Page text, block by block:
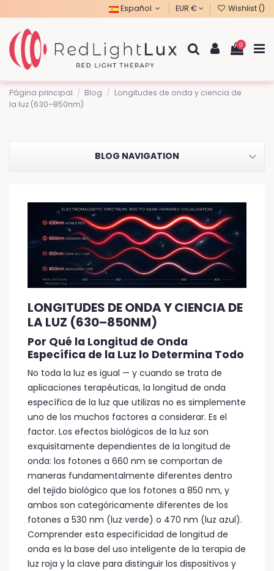
Español EUR € Wishlist ()
0
Página principal Blog
Longitudes de onda y ciencia de
la luz (630–850nm)
BLOG NAVIGATION
LONGITUDES DE ONDA Y CIENCIA DE
LA LUZ (630–850NM)
Por Qué la Longitud de Onda
Específica de la Luz lo Determina Todo
No toda la luz es igual — y cuando se trata de
aplicaciones terapéuticas, la longitud de onda
específica de la luz que utilizas no es simplemente
uno de los muchos factores a considerar. Es el
factor. Los efectos biológicos de la luz son
exquisitamente dependientes de la longitud de
onda: los fotones a 660 nm se comportan de
maneras fundamentalmente diferentes dentro
del tejido biológico que los fotones a 850 nm, y
ambos son categóricamente diferentes de los
fotones a 530 nm (luz verde) o 470 nm (luz azul).
Comprender esta especificidad de longitud de
onda es la base del uso inteligente de la terapia de
luz roja y la clave para distinguir los dispositivos y